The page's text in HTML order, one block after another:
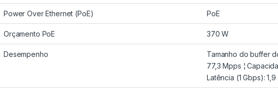
Power Over Ethernet (PoE) PoE
Orçamento PoE 370 W
Desempenho
Tamanho do buffer
77,3 Mpps ¦
Latência (1 Gbps): 1,9